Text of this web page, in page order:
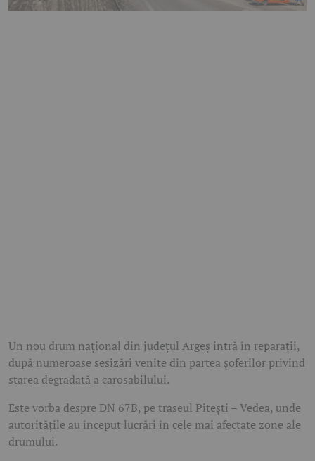
Un nou drum național din județul Argeș intră în reparații,
după numeroase sesizări venite din partea șoferilor privind
starea degradată a carosabilului.
Este vorba despre DN 67B, pe traseul Pitești – Vedea, unde
autoritățile au început lucrări în cele mai afectate zone ale
drumului.